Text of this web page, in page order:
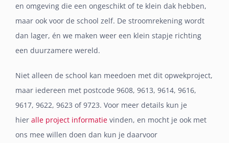
en omgeving die een ongeschikt of te klein dak hebben,
maar ook voor de school zelf. De stroomrekening wordt
dan lager, én we maken weer een klein stapje richting
een duurzamere wereld.
Niet alleen de school kan meedoen met dit opwekproject,
maar iedereen met postcode 9608, 9613, 9614, 9616,
9617, 9622, 9623 of 9723. Voor meer details kun je
hier alle project informatie vinden, en mocht je ook met
ons mee willen doen dan kun je daarvoor